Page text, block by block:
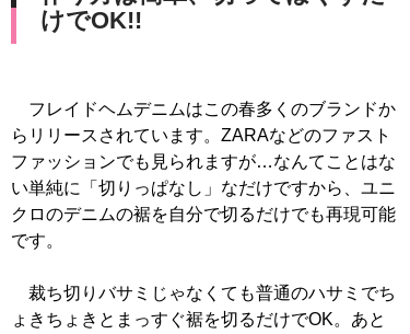
けでOK!!
フレイドヘムデニムはこの春多くのブランドか
らリリースされています。ZARAなどのファスト
ファッションでも見られますが…なんてことはな
い単純に「切りっぱなし」なだけですから、ユニ
クロのデニムの裾を自分で切るだけでも再現可能
です。
裁ち切りバサミじゃなくても普通のハサミでち
ょきちょきとまっすぐ裾を切るだけでOK。あと